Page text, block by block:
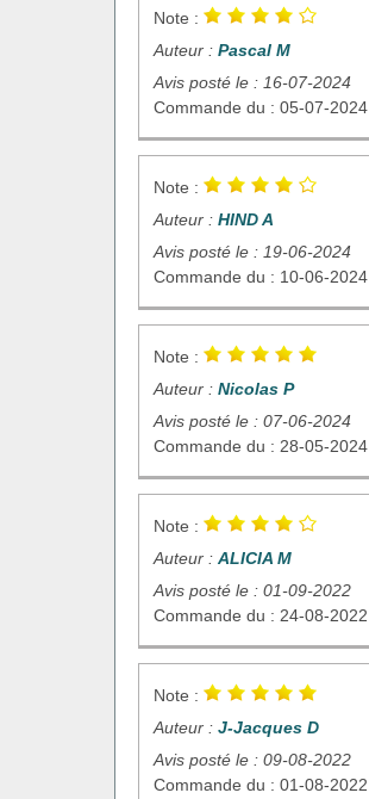
Note :
Auteur : Pascal M
Avis posté le : 16-07-2024
Commande du : 05-07-2024
Note :
Auteur : HIND A
Avis posté le : 19-06-2024
Commande du : 10-06-2024
Note :
Auteur : Nicolas P
Avis posté le : 07-06-2024
Commande du : 28-05-2024
Note :
Auteur : ALICIA M
Avis posté le : 01-09-2022
Commande du : 24-08-2022
Note :
Auteur : J-Jacques D
Avis posté le : 09-08-2022
Commande du : 01-08-2022